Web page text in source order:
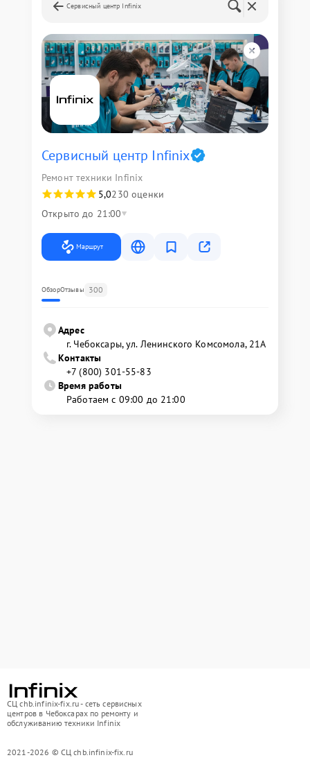
Сервисный центр Infinix
Сервисный центр Infinix
Ремонт техники Infinix
5,0230 оценки
Открыто до 21:00
Маршрут
ОбзорОтзывы 300
Адрес
г. Чебоксары, ул. Ленинского Комсомола, 21А
Контакты
+7 (800) 301-55-83
Время работы
Работаем с 09:00 до 21:00
СЦ chb.infinix-fix.ru - сеть сервисных
центров в Чебоксарах по ремонту и
обслуживанию техники Infinix
2021-2026 © СЦ chb.infinix-fix.ru